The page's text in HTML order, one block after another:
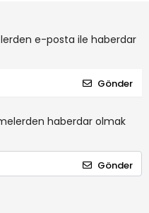
e-posta ile haberdar
Gönder
haberdar olmak
Gönder